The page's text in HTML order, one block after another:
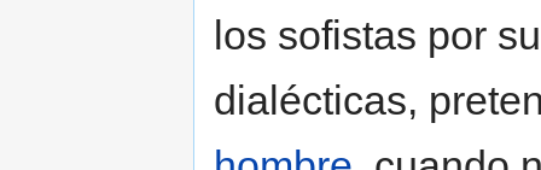
los sofistas por
dialécticas,